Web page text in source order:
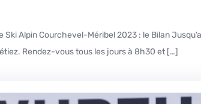
Rendez-vous tous les jours à 8h30 et […]